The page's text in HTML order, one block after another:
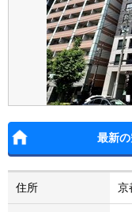
最新
住所 京